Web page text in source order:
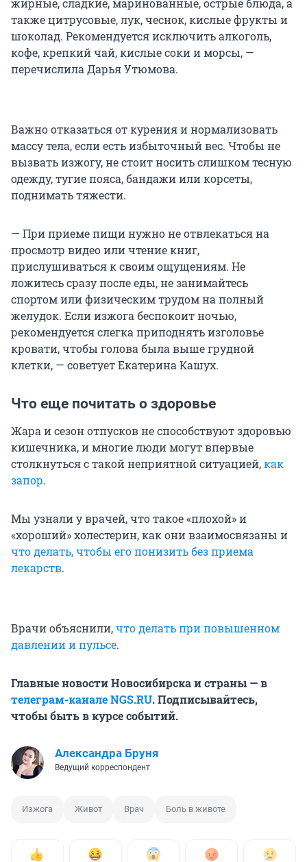
жирные, сладкие, маринованные, острые блюда, а
также цитрусовые, лук, чеснок, кислые фрукты и
шоколад. Рекомендуется исключить алкоголь,
кофе, крепкий чай, кислые соки и морсы, —
перечислила Дарья Утюмова.
Важно отказаться от курения и нормализовать
массу тела, если есть избыточный вес. Чтобы не
вызвать изжогу, не стоит носить слишком тесную
одежду, тугие пояса, бандажи или корсеты,
поднимать тяжести.
— При приеме пищи нужно не отвлекаться на
просмотр видео или чтение книг,
прислушиваться к своим ощущениям. Не
ложитесь сразу после еды, не занимайтесь
спортом или физическим трудом на полный
желудок. Если изжога беспокоит ночью,
рекомендуется слегка приподнять изголовье
кровати, чтобы голова была выше грудной
клетки, — советует Екатерина Кашух.
Что еще почитать о здоровье
Жара и сезон отпусков не способствуют здоровью
кишечника, и многие люди могут впервые
столкнуться с такой неприятной ситуацией,как
запор.
Мы узнали у врачей, что такое «плохой» и
«хороший» холестерин, как они взаимосвязаны и
что делать, чтобы его понизить без приема
лекарств.
Врачи объяснили,что делать при повышенном
давлении и пульсе.
Главные новости Новосибирска и страны — в
телеграм-канале NGS.RU. Подписывайтесь,
чтобы быть в курсе событий.
Александра Бруня
Ведущий корреспондент
Изжога Живот Врач Боль в животе